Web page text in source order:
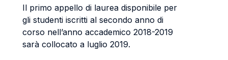
Il primo appello di laurea disponibile per
gli studenti iscritti al secondo anno di
corso nell’anno accademico 2018-2019
sarà collocato a luglio 2019.